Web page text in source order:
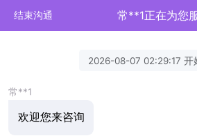
结束沟通 常**1正在为您
2026-08-07 02:29:17 开
常**1
欢迎您来咨询